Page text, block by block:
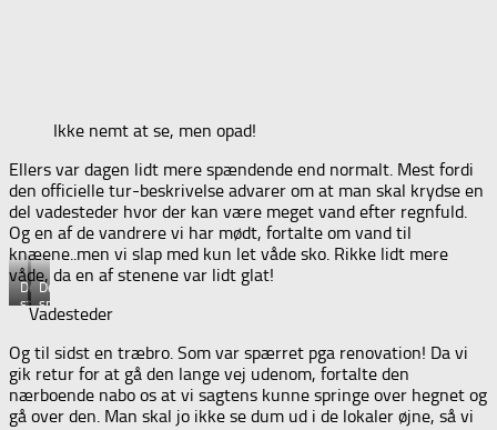
Ikke nemt at se, men opad!
Ellers var dagen lidt mere spændende end normalt. Mest fordi
den officielle tur-beskrivelse advarer om at man skal krydse en
del vadesteder hvor der kan være meget vand efter regnfuld.
Og en af de vandrere vi har mødt, fortalte om vand til
knæene..men vi slap med kun let våde sko. Rikke lidt mere
våde, da en af stenene var lidt glat!
Den
store
Den
spændende
Vadesteder
Og til sidst en træbro. Som var spærret pga renovation! Da vi
gik retur for at gå den lange vej udenom, fortalte den
nærboende nabo os at vi sagtens kunne springe over hegnet og
gå over den. Man skal jo ikke se dum ud i de lokaler øjne, så vi